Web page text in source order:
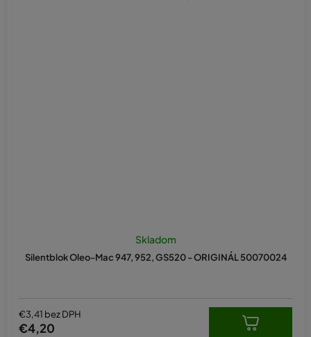
Silentblok Oleo-Mac 947, 952, GS520 - ORIGINÁL 50070024
Skladom
€3,41 bez DPH
€4,20